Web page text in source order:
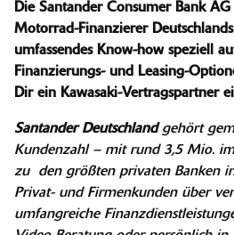
Die Santander Consumer Bank
Motorrad-Finanzierer
umfassendes Know-how speziell
Finanzierungs- und Leasing-
Dir ein Kawasaki-Vertragspartner
Santander Deutschland gehört
Kundenzahl – mit rund 3,5 Mio.
zu den größten privaten Banken
Privat- und Firmenkunden über
umfangreiche